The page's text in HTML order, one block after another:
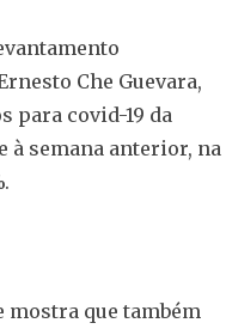
Che Guevara,
para covid-19 da
à semana anterior, na
mostra que também